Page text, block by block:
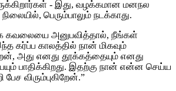
- இது, வழக்கமான மனநல
பெரும்பாலும் நடக்காது.
கவலையை அனுபவித்தால், நீங்கள்
கர்ப்ப காலத்தில் நான் மிகவும்
அது எனது தூக்கத்தையும் எனது
பாதிக்கிறது. இதற்கு நான் என்ன செய்ய
பேச விரும்புகிறேன்.”